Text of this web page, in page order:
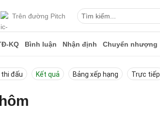
Trên đường Pitch
KQ Bình luận Nhận định Chuyển nhượng
thi đấu Kết quả Bảng xếp hạng Trực tiếp